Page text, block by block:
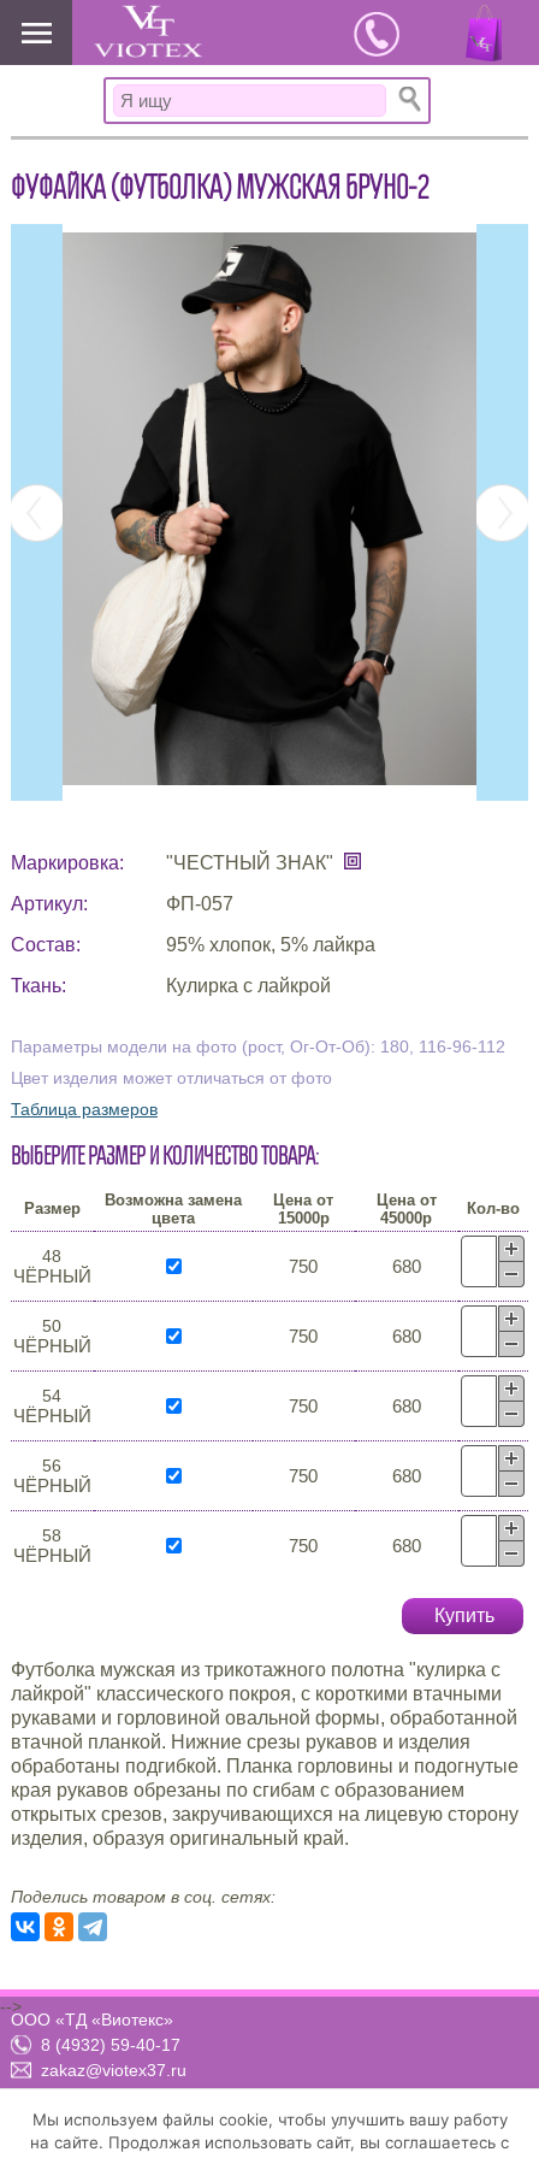
www.viotex37.ru
ФУФАЙКА (ФУТБОЛКА) МУЖСКАЯ БРУНО-2
Маркировка:
"ЧЕСТНЫЙ ЗНАК"
Артикул:
ФП-057
Состав:
95% хлопок, 5% лайкра
Ткань:
Кулирка с лайкрой
Параметры модели на фото (рост, Ог-От-Об): 180, 116-96-112
Цвет изделия может отличаться от фото
Таблица размеров
Выберите размер и количество товара:
Размер
Возможна замена
цвета
Цена от
15000р
Цена от
45000р
Кол-во
48
ЧЁРНЫЙ 750 680
50
ЧЁРНЫЙ 750 680
54
ЧЁРНЫЙ 750 680
56
ЧЁРНЫЙ 750 680
58
ЧЁРНЫЙ 750 680
Купить
Футболка мужская из трикотажного полотна "кулирка с
лайкрой" классического покроя, с короткими втачными
рукавами и горловиной овальной формы, обработанной
втачной планкой. Нижние срезы рукавов и изделия
обработаны подгибкой. Планка горловины и подогнутые
края рукавов обрезаны по сгибам с образованием
открытых срезов, закручивающихся на лицевую сторону
изделия, образуя оригинальный край.
Поделись товаром в соц. сетях:
ООО «ТД «Виотекс»
8 (4932) 59-40-17
zakaz@viotex37.ru
-->
Мы используем файлы cookie, чтобы улучшить вашу работу
на сайте. Продолжая использовать сайт, вы соглашаетесь с